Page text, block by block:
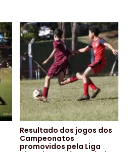
Resultado dos jogos dos
Campeonatos
promovidos pela Liga